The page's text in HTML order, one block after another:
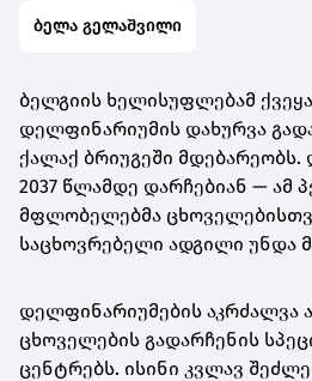
ბელა გელაშვილი
ბელგიის ხელისუფლებამ
დელფინარიუმის დახურვა
ქალაქ ბრიუგეში
2037 წლამდე დარჩებიან — ამ
მფლობელებმა
საცხოვრებელი ადგილი უნდა
დელფინარიუმების აკრძალვა
ცხოველების გადარჩენის
ცენტრებს. ისინი კვლავ